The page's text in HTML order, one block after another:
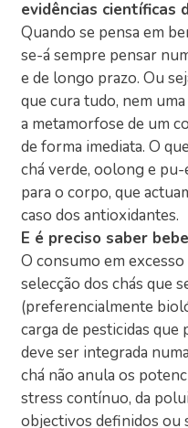
evidências científicas
Quando se pensa em
se-á sempre pensar
e de longo prazo. Ou
que cura tudo, nem
a metamorfose de um
de forma imediata. O
chá verde, oolong e
para o corpo, que
caso dos antioxidantes.
E é preciso saber
O consumo em
selecção dos chás que
(preferencialmente
carga de pesticidas
deve ser integrada
chá não anula os
stress contínuo, da
objectivos definidos ou